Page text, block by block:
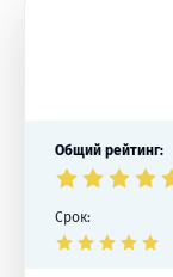
Общий рейтинг:
Срок: